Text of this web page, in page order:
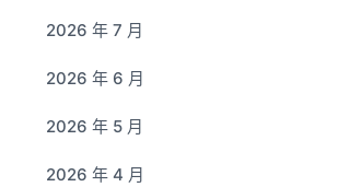
2026 年 7 月
2026 年 6 月
2026 年 5 月
2026 年 4 月